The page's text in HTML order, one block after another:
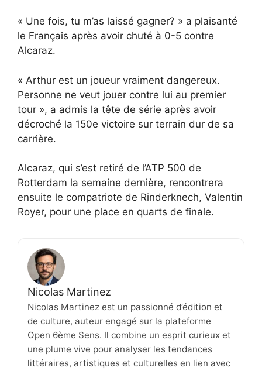
« Une fois, tu m’as laissé gagner? » a plaisanté
le Français après avoir chuté à 0-5 contre
Alcaraz.
« Arthur est un joueur vraiment dangereux.
Personne ne veut jouer contre lui au premier
tour », a admis la tête de série après avoir
décroché la 150e victoire sur terrain dur de sa
carrière.
Alcaraz, qui s’est retiré de l’ATP 500 de
Rotterdam la semaine dernière, rencontrera
ensuite le compatriote de Rinderknech, Valentin
Royer, pour une place en quarts de finale.
Nicolas Martinez
Nicolas Martinez est un passionné d’édition et
de culture, auteur engagé sur la plateforme
Open 6ème Sens. Il combine un esprit curieux et
une plume vive pour analyser les tendances
littéraires, artistiques et culturelles en lien avec